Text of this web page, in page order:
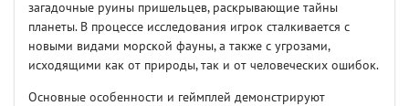
загадочные руины пришельцев, раскрывающие тайны
планеты. В процессе исследования игрок сталкивается с
новыми видами морской фауны, а также с угрозами,
исходящими как от природы, так и от человеческих ошибок.
Основные особенности и геймплей демонстрируют